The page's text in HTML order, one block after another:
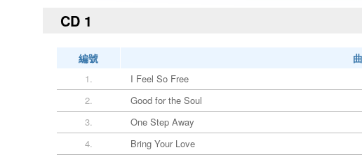
CD 1
編號
1.
I Feel So Free
2.
Good for the Soul
3.
One Step Away
4.
Bring Your Love